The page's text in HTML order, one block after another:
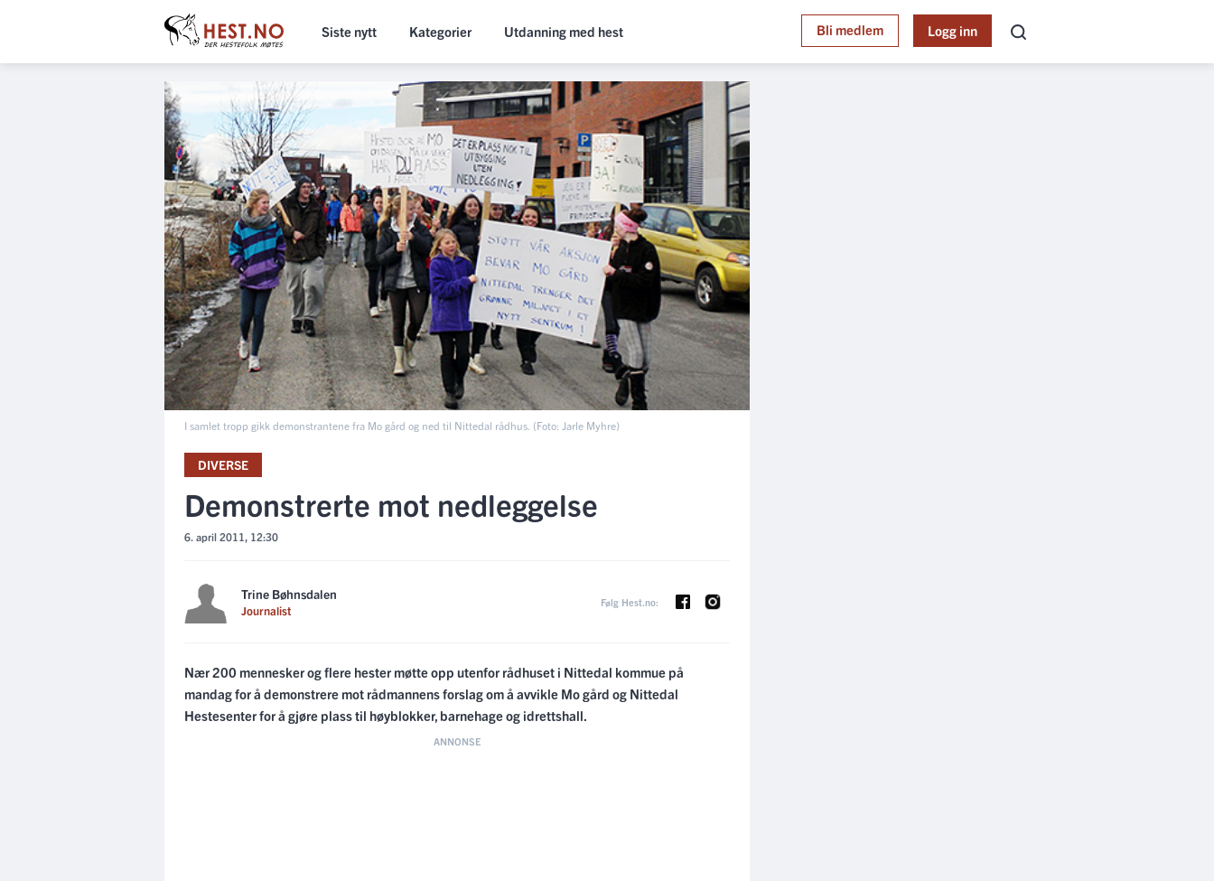
Siste nytt Kategorier Utdanning med hest Bli medlem Logg inn
I samlet tropp gikk demonstrantene fra Mo gård og ned til Nittedal rådhus. (Foto: Jarle Myhre)
DIVERSE
Demonstrerte mot nedleggelse
6. april 2011, 12:30
Trine Bøhnsdalen
Journalist
Følg Hest.no:
Nær 200 mennesker og flere hester møtte opp utenfor rådhuset i Nittedal kommue på
mandag for å demonstrere mot rådmannens forslag om å avvikle Mo gård og Nittedal
Hestesenter for å gjøre plass til høyblokker, barnehage og idrettshall.